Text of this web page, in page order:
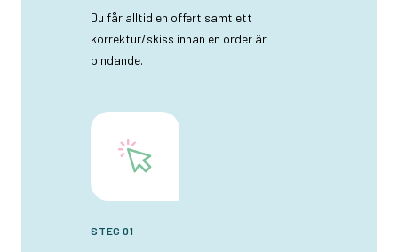
Du får alltid en offert samt ett
korrektur/skiss innan en order är
bindande.
STEG 01